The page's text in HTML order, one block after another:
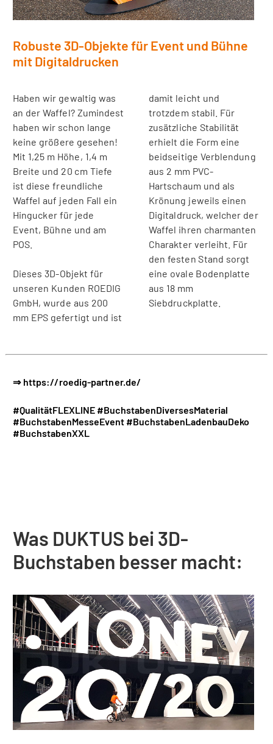
Robuste 3D-Objekte für Event und Bühne
mit Digitaldrucken
Haben wir gewaltig was
an der Waffel? Zumindest
haben wir schon lange
keine größere gesehen!
Mit 1,25 m Höhe, 1,4 m
Breite und 20 cm Tiefe
ist diese freundliche
Waffel auf jeden Fall ein
Hingucker für jede
Event, Bühne und am
POS.
Dieses 3D-Objekt für
unseren Kunden ROEDIG
GmbH, wurde aus 200
mm EPS gefertigt und ist
damit leicht und
trotzdem stabil. Für
zusätzliche Stabilität
erhielt die Form eine
beidseitige Verblendung
aus 2 mm PVC-
Hartschaum und als
Krönung jeweils einen
Digitaldruck, welcher der
Waffel ihren charmanten
Charakter verleiht. Für
den festen Stand sorgt
eine ovale Bodenplatte
aus 18 mm
Siebdruckplatte.
⇒ https://roedig-partner.de/
#QualitätFLEXLINE#BuchstabenDiversesMaterial
#BuchstabenMesseEvent#BuchstabenLadenbauDeko
#BuchstabenXXL
Was DUKTUS bei 3D-
Buchstaben besser macht: